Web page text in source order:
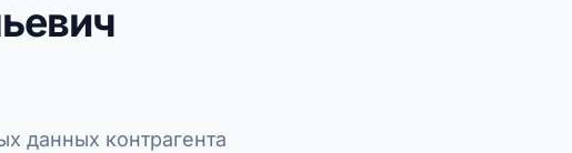
данных контрагента